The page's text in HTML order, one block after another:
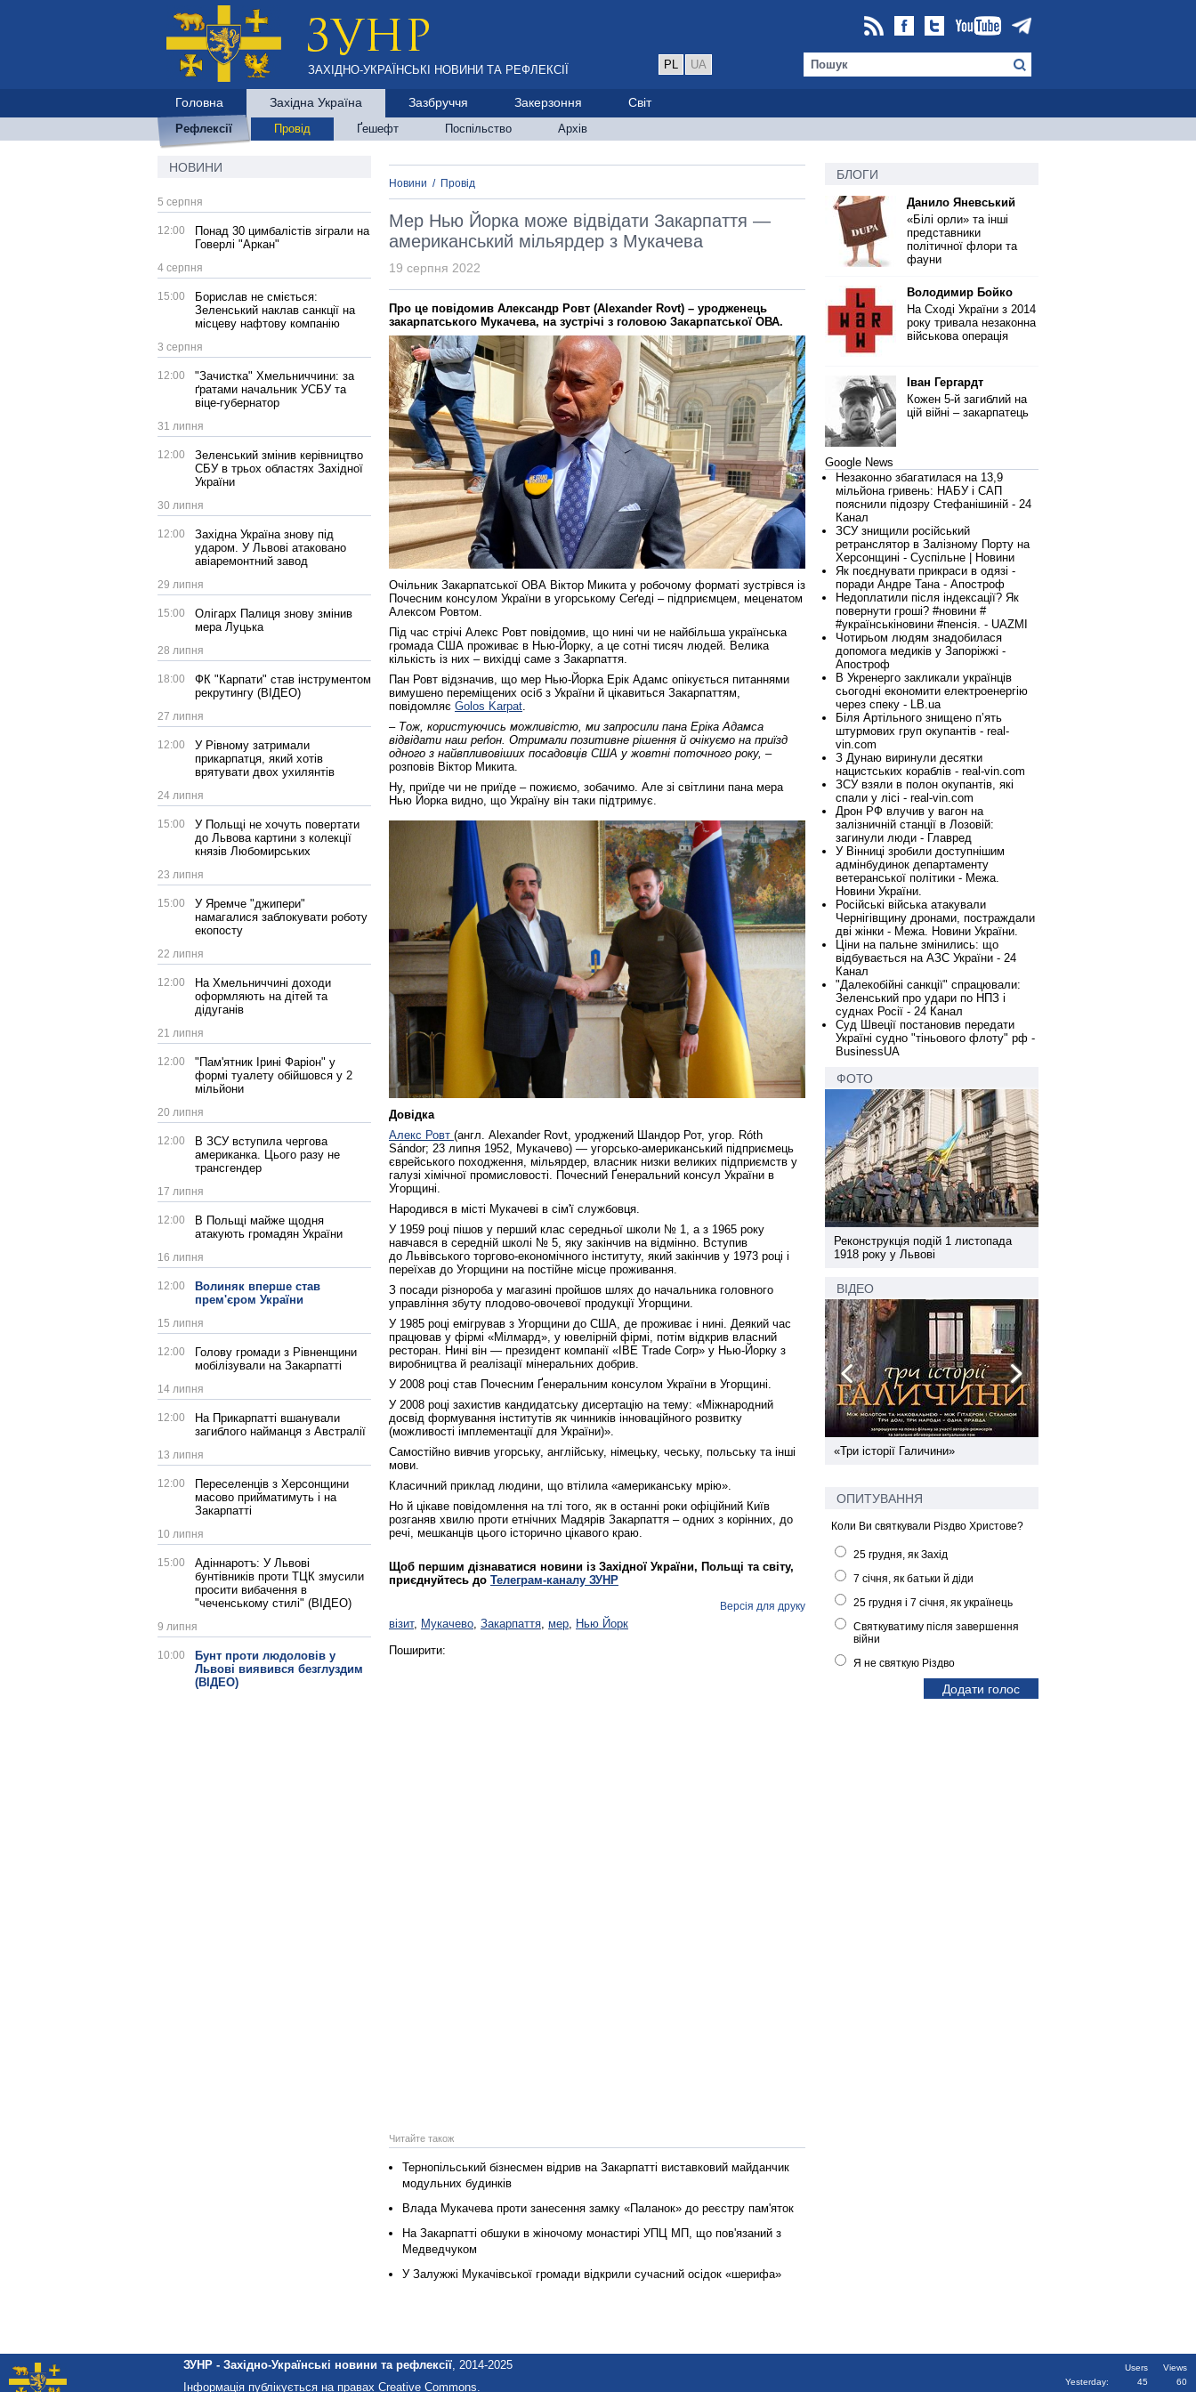
ЗАХІДНО-УКРАЇНСЬКІ НОВИНИ ТА РЕФЛЕКСІЇ PL UA
Головна Західна Україна Зазбруччя Закерзоння Світ
Рефлексії Провід Ґешефт Поспільство Архів
НОВИНИ
5 серпня
12:00
Понад 30 цимбалістів зіграли на
Говерлі "Аркан"
4 серпня
15:00
Борислав не сміється:
Зеленський наклав санкції на
місцеву нафтову компанію
3 серпня
12:00
"Зачистка" Хмельниччини: за
ґратами начальник УСБУ та
віце-губернатор
31 липня
12:00
Зеленський змінив керівництво
СБУ в трьох областях Західної
України
30 липня
12:00
Західна Україна знову під
ударом. У Львові атаковано
авіаремонтний завод
29 липня
15:00
Олігарх Палиця знову змінив
мера Луцька
28 липня
18:00
ФК "Карпати" став інструментом
рекрутингу (ВІДЕО)
27 липня
12:00
У Рівному затримали
прикарпатця, який хотів
врятувати двох ухилянтів
24 липня
15:00
У Польщі не хочуть повертати
до Львова картини з колекції
князів Любомирських
23 липня
15:00
У Яремче "джипери"
намагалися заблокувати роботу
екопосту
22 липня
12:00
На Хмельниччині доходи
оформляють на дітей та
дідуганів
21 липня
12:00
"Пам'ятник Ірині Фаріон" у
формі туалету обійшовся у 2
мільйони
20 липня
12:00
В ЗСУ вступила чергова
американка. Цього разу не
трансгендер
17 липня
12:00
В Польщі майже щодня
атакують громадян України
16 липня
12:00
Волиняк вперше став
прем'єром України
15 липня
12:00
Голову громади з Рівненщини
мобілізували на Закарпатті
14 липня
12:00
На Прикарпатті вшанували
загиблого найманця з Австралії
13 липня
12:00
Переселенців з Херсонщини
масово прийматимуть і на
Закарпатті
10 липня
15:00
Адіннаротъ: У Львові
бунтівників проти ТЦК змусили
просити вибачення в
"чеченському стилі" (ВІДЕО)
9 липня
10:00
Бунт проти людоловів у
Львові виявився безглуздим
(ВІДЕО)
Новини / Провід
Мер Нью Йорка може відвідати Закарпаття —
американський мільярдер з Мукачева
19 серпня 2022
Про це повідомив Александр Ровт (Alexander Rovt) – уродженець
закарпатського Мукачева, на зустрічі з головою Закарпатської ОВА.
Очільник Закарпатської ОВА Віктор Микита у робочому форматі зустрівся із
Почесним консулом України в угорському Сеґеді – підприємцем, меценатом
Алексом Ровтом.
Під час стрічі Алекс Ровт повідомив, що нині чи не найбільша українська
громада США проживає в Нью-Йорку, а це сотні тисяч людей. Велика
кількість із них – вихідці саме з Закарпаття.
Пан Ровт відзначив, що мер Нью-Йорка Ерік Адамс опікується питаннями
вимушено переміщених осіб з України й цікавиться Закарпаттям,
повідомляє Golos Karpat.
– Тож, користуючись можливістю, ми запросили пана Еріка Адамса
відвідати наш реґіон. Отримали позитивне рішення й очікуємо на приїзд
одного з найвпливовіших посадовців США у жовтні поточного року, –
розповів Віктор Микита.
Ну, приїде чи не приїде – пожиємо, зобачимо. Але зі світлини пана мера
Нью Йорка видно, що Україну він таки підтримує.
Довідка
Алекс Ровт (англ. Alexander Rovt, уроджений Шандор Рот, угор. Róth
Sándor; 23 липня 1952, Мукачево) — угорсько-американський підприємець
єврейського походження, мільярдер, власник низки великих підприємств у
галузі хімічної промисловості. Почесний Ґенеральний консул України в
Угорщині.
Народився в місті Мукачеві в сім'ї службовця.
У 1959 році пішов у перший клас середньої школи № 1, а з 1965 року
навчався в середній школі № 5, яку закінчив на відмінно. Вступив
до Львівського торгово-економічного інституту, який закінчив у 1973 році і
переїхав до Угорщини на постійне місце проживання.
З посади різнороба у магазині пройшов шлях до начальника головного
управління збуту плодово-овочевої продукції Угорщини.
У 1985 році емігрував з Угорщини до США, де проживає і нині. Деякий час
працював у фірмі «Мілмард», у ювелірній фірмі, потім відкрив власний
ресторан. Нині він — президент компанії «IBE Trade Corp» у Нью-Йорку з
виробництва й реалізації мінеральних добрив.
У 2008 році став Почесним Ґенеральним консулом України в Угорщині.
У 2008 році захистив кандидатську дисертацію на тему: «Міжнародний
досвід формування інститутів як чинників інноваційного розвитку
(можливості імплементації для України)».
Самостійно вивчив угорську, англійську, німецьку, чеську, польську та інші
мови.
Класичний приклад людини, що втілила «американську мрію».
Но й цікаве повідомлення на тлі того, як в останні роки офіційний Київ
розганяв хвилю проти етнічних Мадярів Закарпаття – одних з корінних, до
речі, мешканців цього історично цікавого краю.
Щоб першим дізнаватися новини із Західної України, Польщі та світу,
приєднуйтесь до Телеграм-каналу ЗУНР
Версія для друку
візит, Мукачево Закарпаття мер Нью Йорк
Поширити:
Читайте також
Тернопільський бізнесмен відрив на Закарпатті виставковий майданчик
модульних будинків
Влада Мукачева проти занесення замку «Паланок» до реєстру пам'яток
На Закарпатті обшуки в жіночому монастирі УПЦ МП, що пов'язаний з
Медведчуком
У Залужжі Мукачівської громади відкрили сучасний осідок «шерифа»
БЛОГИ
Данило Яневський
«Білі орли» та інші
представники
політичної флори та
фауни
Володимир Бойко
На Сході України з 2014
року тривала незаконна
військова операція
Іван Гергардт
Кожен 5-й загиблий на
цій війні – закарпатець
Google News
Незаконно збагатилася на 13,9
мільйона гривень: НАБУ і САП
пояснили підозру Стефанішиній - 24
Канал
ЗСУ знищили російський
ретранслятор в Залізному Порту на
Херсонщині - Суспільне | Новини
Як поєднувати прикраси в одязі -
поради Андре Тана - Апостроф
Недоплатили після індексації? Як
повернути гроші? #новини #
#українськіновини #пенсія. - UAZMI
Чотирьом людям знадобилася
допомога медиків у Запоріжжі -
Апостроф
В Укренерго закликали українців
сьогодні економити електроенергію
через спеку - LB.ua
Біля Артільного знищено п’ять
штурмових груп окупантів - real-
vin.com
З Дунаю виринули десятки
нацистських кораблів - real-vin.com
ЗСУ взяли в полон окупантів, які
спали у лісі - real-vin.com
Дрон РФ влучив у вагон на
залізничній станції в Лозовій:
загинули люди - Главред
У Вінниці зробили доступнішим
адмінбудинок департаменту
ветеранської політики - Межа.
Новини України.
Російські війська атакували
Чернігівщину дронами, постраждали
дві жінки - Межа. Новини України.
Ціни на пальне змінились: що
відбувається на АЗС України - 24
Канал
"Далекобійні санкції" спрацювали:
Зеленський про удари по НПЗ і
суднах Росії - 24 Канал
Суд Швеції постановив передати
Україні судно "тіньового флоту" рф -
BusinessUA
ФОТО
Реконструкція подій 1 листопада
1918 року у Львові
Реконструкція подій 1 листопада
1918 року у Львові
ВІДЕО
Спільний інформпростір Західної
«Три історії Галичини»
ОПИТУВАННЯ
Коли Ви святкували Різдво Христове?
25 грудня, як Захід
7 січня, як батьки й діди
25 грудня і 7 січня, як українець
Святкуватиму після завершення
війни
Я не святкую Різдво
ЗУНР - Західно-Українські новини та рефлексії, 2014-2025
Інформація публікується на правах Creative Commons.
Users
Views
Yesterday:
45
60